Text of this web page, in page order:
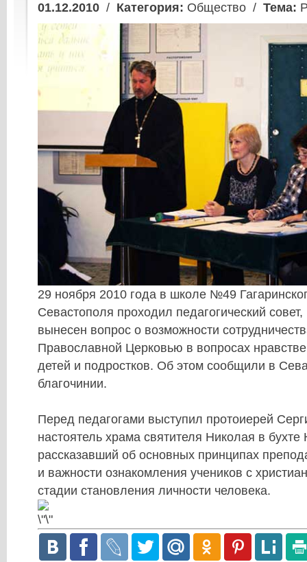
01.12.2010 / Категория: Общество / Тема:
29 ноября 2010 года в школе №49
Севастополя проходил педагогический
вынесен вопрос о возможности
Православной Церковью в вопросах
детей и подростков. Об этом сообщили в
благочинии.
Перед педагогами выступил протоиерей
настоятель храма святителя Николая в
рассказавший об основных принципах
и важности ознакомления учеников с
стадии становления личности человека.